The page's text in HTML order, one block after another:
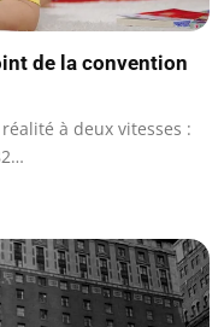
de la convention
à deux vitesses :